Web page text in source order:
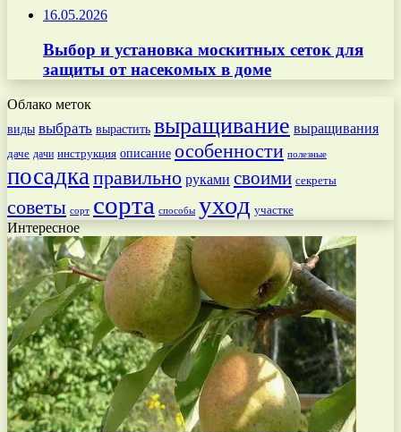
16.05.2026
Выбор и установка москитных сеток для
защиты от насекомых в доме
Облако меток
виды выбрать вырастить выращивание выращивания
даче дачи инструкция описание особенности полезные
посадка правильно руками своими секреты
советы сорт сорта способы уход участке
Интересное